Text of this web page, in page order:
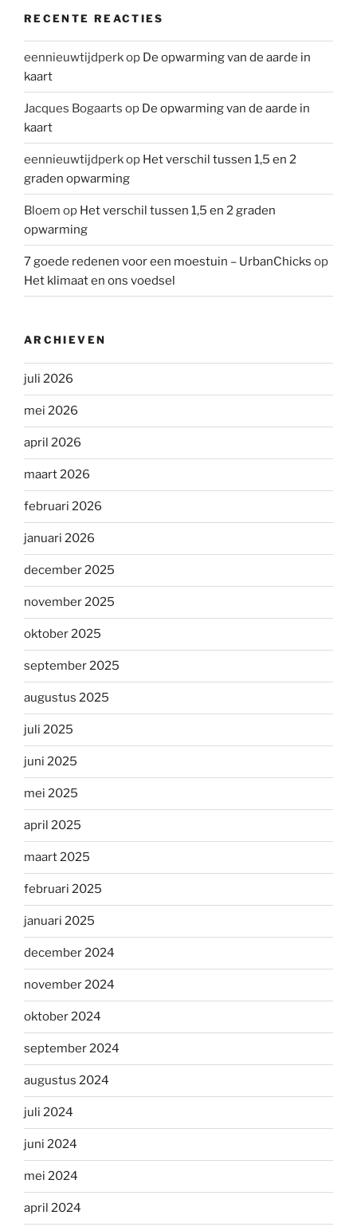
RECENTE REACTIES
eennieuwtijdperkop De opwarming van de aarde in
kaart
Jacques Bogaarts op De opwarming van de aarde in
kaart
eennieuwtijdperkop Het verschil tussen 1,5 en 2
graden opwarming
Bloem op Het verschil tussen 1,5 en 2 graden
opwarming
7 goede redenen voor een moestuin – UrbanChicks op
Het klimaat en ons voedsel
ARCHIEVEN
juli 2026
mei 2026
april 2026
maart 2026
februari 2026
januari 2026
december 2025
november 2025
oktober 2025
september 2025
augustus 2025
juli 2025
juni 2025
mei 2025
april 2025
maart 2025
februari 2025
januari 2025
december 2024
november 2024
oktober 2024
september 2024
augustus 2024
juli 2024
juni 2024
mei 2024
april 2024